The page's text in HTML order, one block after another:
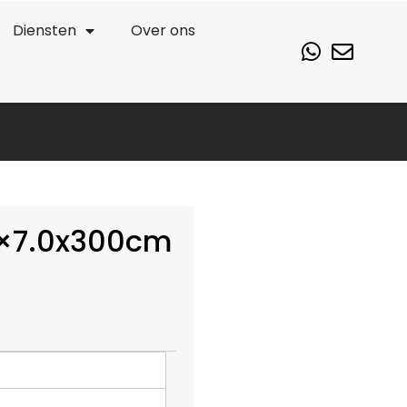
Diensten
Over ons